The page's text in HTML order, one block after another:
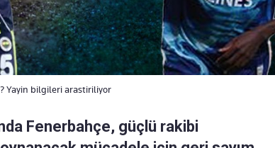
Yayin bilgileri arastiriliyor
Fenerbahçe, güçlü rakibi